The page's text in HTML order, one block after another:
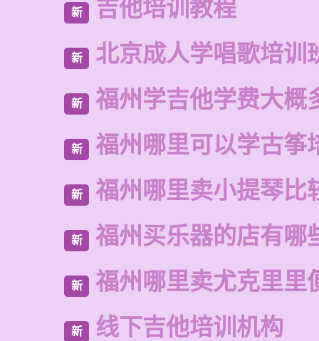
新 吉他培训教程
新 北京成人学唱歌培训
新 福州学吉他学费大概
新 福州哪里可以学古筝
新 福州哪里卖小提琴比
新 福州买乐器的店有哪
新 福州哪里卖尤克里里
新 线下吉他培训机构